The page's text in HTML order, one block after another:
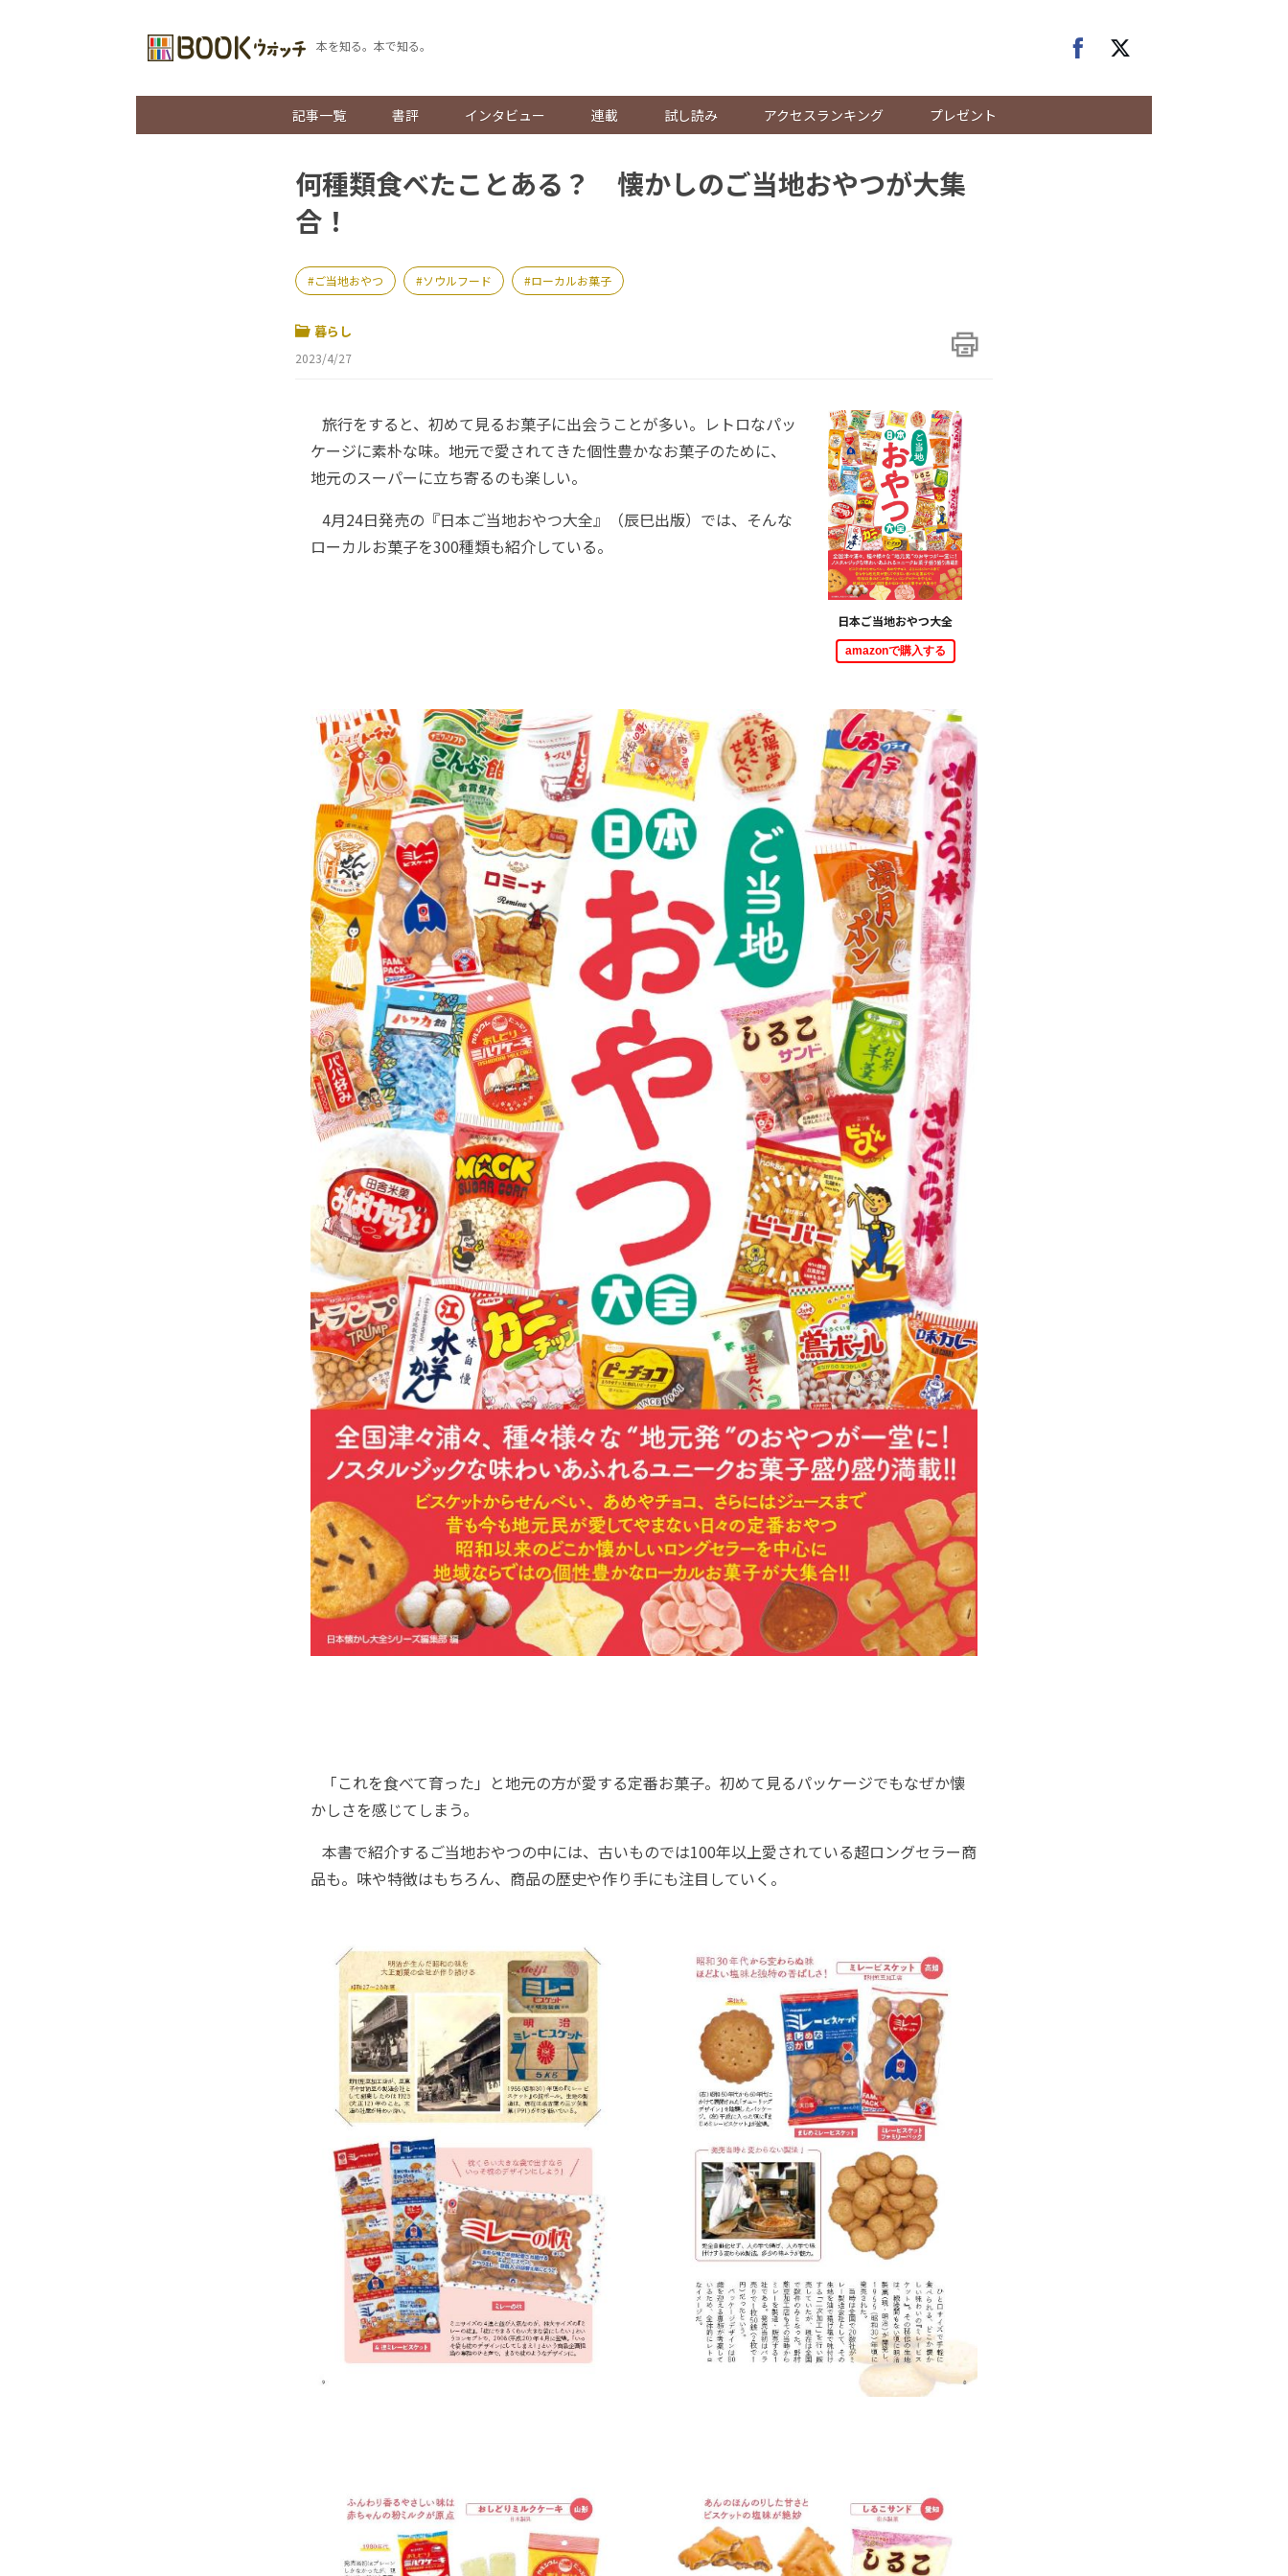
本を知る。本で知る。
記事一覧 書評 インタビュー 連載 試し読み アクセスランキング プレゼント
何種類食べたことある？ 懐かしのご当地おやつが大集
合！
ご当地おやつ ソウルフード ローカルお菓子
暮らし
2023/4/27
日本ご当地おやつ大全
amazonで購入する
旅行をすると、初めて見るお菓子に出会うことが多い。レトロなパッ
ケージに素朴な味。地元で愛されてきた個性豊かなお菓子のために、
地元のスーパーに立ち寄るのも楽しい。
4月24日発売の『日本ご当地おやつ大全』（辰巳出版）では、そんな
ローカルお菓子を300種類も紹介している。
「これを食べて育った」と地元の方が愛する定番お菓子。初めて見るパッケージでもなぜか懐
かしさを感じてしまう。
本書で紹介するご当地おやつの中には、古いものでは100年以上愛されている超ロングセラー商
品も。味や特徴はもちろん、商品の歴史や作り手にも注目していく。